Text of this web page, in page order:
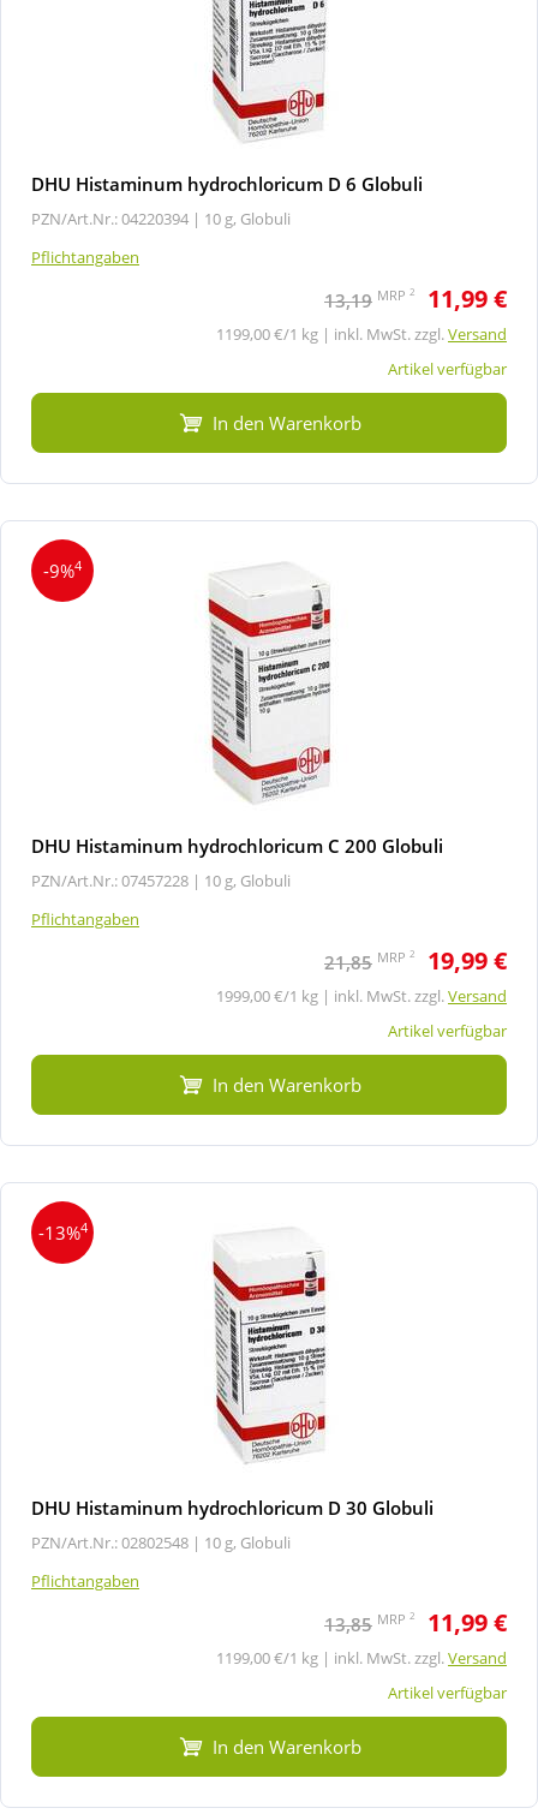
DHU Histaminum hydrochloricum D 6 Globuli
PZN/Art.Nr.: 04220394 | 10 g, Globuli
Pflichtangaben
13,19 MRP 2 11,99 €
1199,00 €/1 kg | inkl. MwSt. zzgl.Versand
Artikel verfügbar
In den Warenkorb
-9%4
DHU Histaminum hydrochloricum C 200 Globuli
PZN/Art.Nr.: 07457228 | 10 g, Globuli
Pflichtangaben
21,85 MRP 2 19,99 €
1999,00 €/1 kg | inkl. MwSt. zzgl.Versand
Artikel verfügbar
In den Warenkorb
-13%4
DHU Histaminum hydrochloricum D 30 Globuli
PZN/Art.Nr.: 02802548 | 10 g, Globuli
Pflichtangaben
13,85 MRP 2 11,99 €
1199,00 €/1 kg | inkl. MwSt. zzgl.Versand
Artikel verfügbar
In den Warenkorb